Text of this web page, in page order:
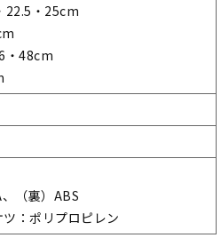
22.5・25cm
・48cm
（裏）ABS
：ポリプロピレン